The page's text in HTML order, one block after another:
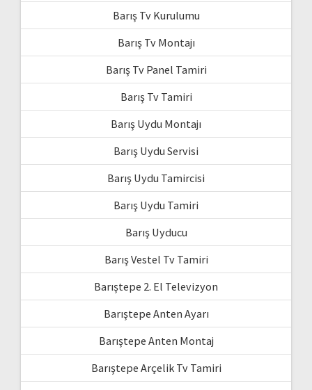
Barış Tv Kurulumu
Barış Tv Montajı
Barış Tv Panel Tamiri
Barış Tv Tamiri
Barış Uydu Montajı
Barış Uydu Servisi
Barış Uydu Tamircisi
Barış Uydu Tamiri
Barış Uyducu
Barış Vestel Tv Tamiri
Barıştepe 2. El Televizyon
Barıştepe Anten Ayarı
Barıştepe Anten Montaj
Barıştepe Arçelik Tv Tamiri